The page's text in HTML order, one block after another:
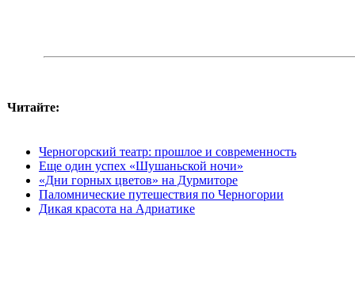
Читайте:
Черногорский театр: прошлое и современность
Еще один успех «Шушаньской ночи»
«Дни горных цветов» на Дурмиторе
Паломнические путешествия по Черногории
Дикая красота на Адриатике